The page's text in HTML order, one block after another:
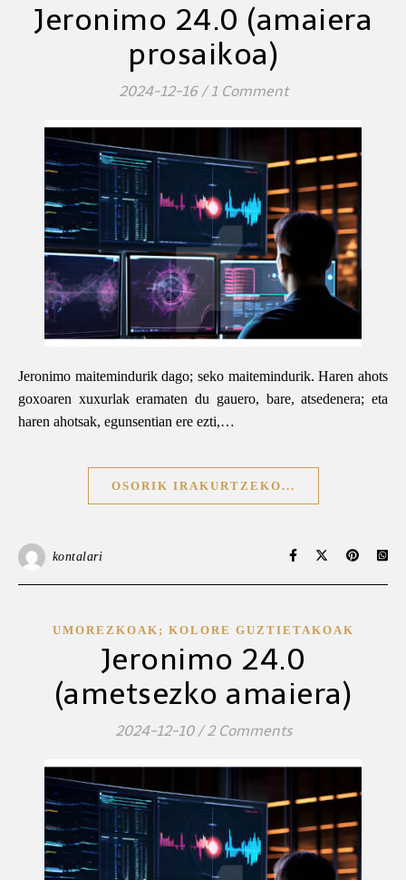
Jeronimo 24.0 (amaiera
prosaikoa)
2024-12-16 / 1 Comment
Jeronimo maitemindurik dago; seko maitemindurik. Haren ahots
goxoaren xuxurlak eramaten du gauero, bare, atsedenera; eta
haren ahotsak, egunsentian ere ezti,…
OSORIK IRAKURTZEKO...
kontalari
UMOREZKOAK; KOLORE GUZTIETAKOAK
Jeronimo 24.0
(ametsezko amaiera)
2024-12-10 / 2 Comments